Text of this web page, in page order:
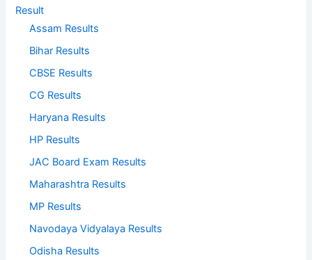
Result
Assam Results
Bihar Results
CBSE Results
CG Results
Haryana Results
HP Results
JAC Board Exam Results
Maharashtra Results
MP Results
Navodaya Vidyalaya Results
Odisha Results